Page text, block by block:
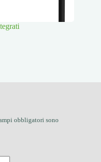
obbligatori sono